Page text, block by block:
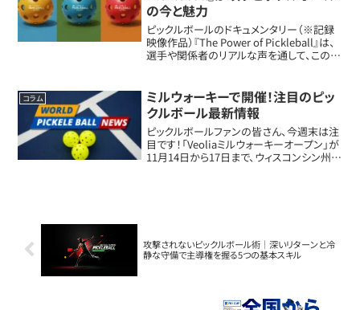
の今と魅力
ピックルボールのドキュメンタリー（※記録
映像作品）『The Power of Pickleball』は、
選手や関係者のリアルな声を通して、このス
ん、「ちょっと気にな...
コラム
ミルウォーキーで開催！注目のピッ
クルボール最新情報
ピックルボールファンの皆さん、今週末は注
目です！「Veoliaミルウォーキーオープン」が
11月14日から17日まで、ウィスコンシン州ミ
攻撃されないピックルボール術｜深いリターンと冷
静な守備で主導権を握る5つの基本スキル